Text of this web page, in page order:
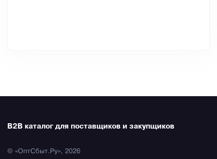
B2B каталог для поставщиков и закупщиков
© «ОптСбыт.Ру», 2026